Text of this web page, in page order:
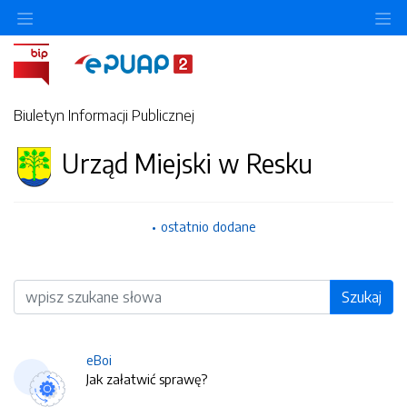
Biuletyn Informacji Publicznej
Urząd Miejski w Resku
ostatnio dodane
Wyszukiwarka Szukaj
eBoi
Jak załatwić sprawę?